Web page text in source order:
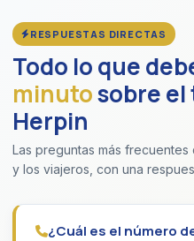
RESPUESTAS DIRECTAS
Todo lo que
minutosobre el
Herpin
Las preguntas más
y los viajeros, con una
¿Cuál es el número